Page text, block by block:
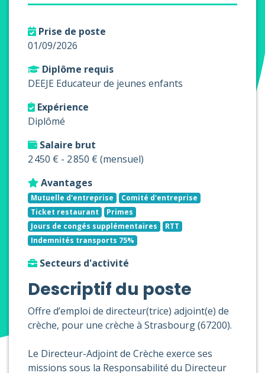
Prise de poste
01/09/2026
Diplôme requis
DEEJE Educateur de jeunes enfants
Expérience
Diplômé
Salaire brut
2 450 € - 2 850 € (mensuel)
Avantages
Mutuelle d'entreprise
Comité d'entreprise
Ticket restaurant
Primes
Jours de congés supplémentaires
RTT
Indemnités transports 75%
Secteurs d'activité
Descriptif du poste
Offre d’emploi de directeur(trice) adjoint(e) de
crèche, pour une crèche à Strasbourg (67200).
Le Directeur-Adjoint de Crèche exerce ses
missions sous la Responsabilité du Directeur